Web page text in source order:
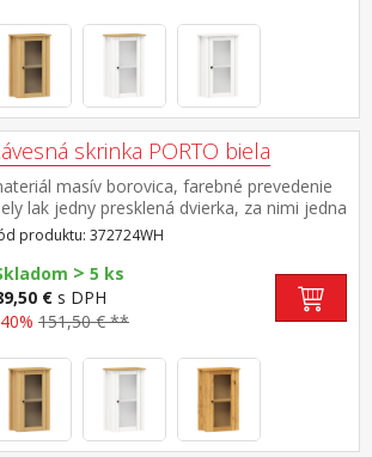
skrinka PORTO biela
masív borovica, farebné prevedenie
lak jedny presklená dvierka, za nimi jedna
maximálne nosnosti uvedené v návode
na montáž súčasť zostavy PORTO biela
produktu: 372724WH
> 5 ks
€ s DPH
151,50 € **